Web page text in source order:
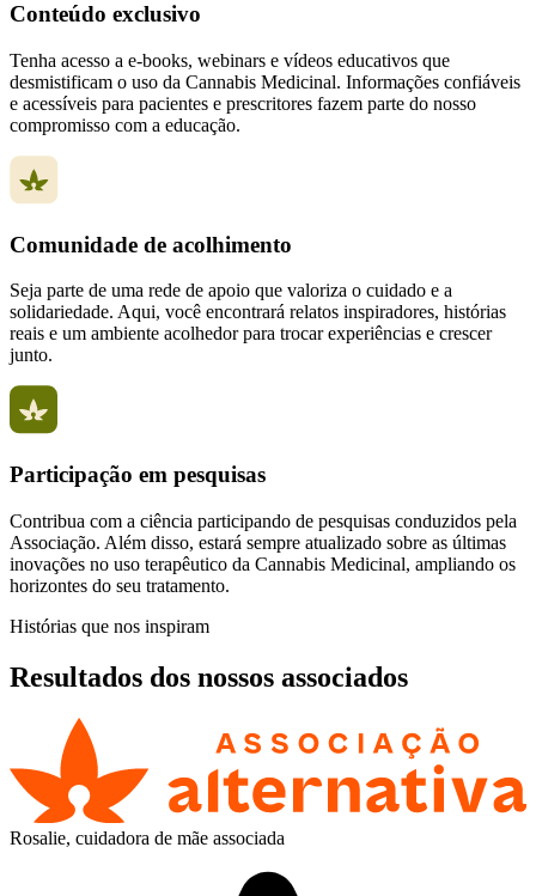
Conteúdo exclusivo
Tenha acesso a e-books, webinars e vídeos educativos que
desmistificam o uso da Cannabis Medicinal. Informações confiáveis
e acessíveis para pacientes e prescritores fazem parte do nosso
compromisso com a educação.
Comunidade de acolhimento
Seja parte de uma rede de apoio que valoriza o cuidado e a
solidariedade. Aqui, você encontrará relatos inspiradores, histórias
reais e um ambiente acolhedor para trocar experiências e crescer
junto.
Participação em pesquisas
Contribua com a ciência participando de pesquisas conduzidos pela
Associação. Além disso, estará sempre atualizado sobre as últimas
inovações no uso terapêutico da Cannabis Medicinal, ampliando os
horizontes do seu tratamento.
Histórias que nos inspiram
Resultados dos nossos associados
Rosalie, cuidadora de mãe associada